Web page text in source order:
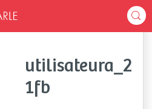
utilisateura_2
1fb